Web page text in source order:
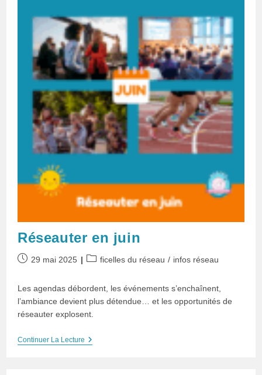
Réseauter en juin
Publication
29 mai 2025
Postficelles du réseau / infos réseau
Les agendas débordent, les événements s’enchaînent,
l’ambiance devient plus détendue… et les opportunités de
réseauter explosent.
Continuer La LectureRéseauter